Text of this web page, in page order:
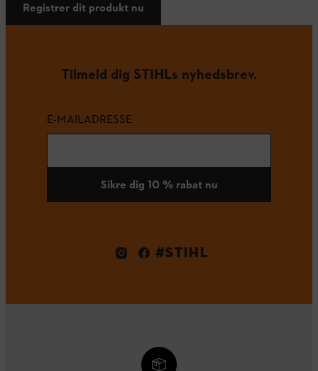
Registrer dit produkt nu
Tilmeld dig STIHLs nyhedsbrev.
E-MAILADRESSE
Sikre dig 10 % rabat nu
#STIHL